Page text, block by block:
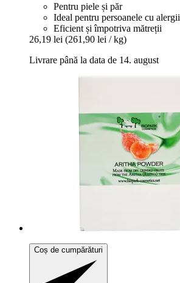
Pentru piele și păr
Ideal pentru persoanele cu alergii
Eficient și împotriva mătreții
26,19 lei (261,90 lei / kg)
Livrare până la data de 14. august
Coș de cumpărături